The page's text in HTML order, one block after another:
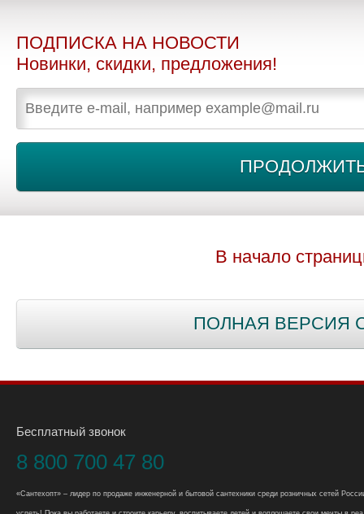
ПОДПИСКА НА НОВОСТИ
Новинки, скидки, предложения!
В начало
ПОЛНАЯ ВЕРСИЯ
Бесплатный звонок
8 800 700 47 80
«Сантехопт» – лидер по продаже инженерной и бытовой сантехники среди розничных сетей